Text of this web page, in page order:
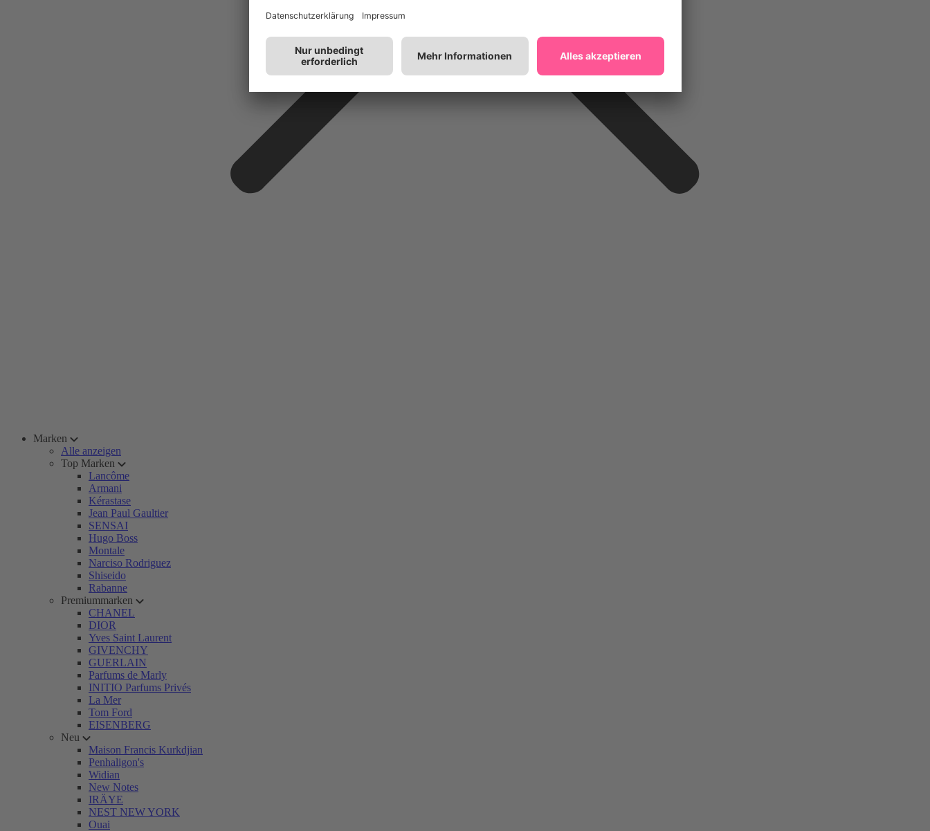
Marken
Alle anzeigen
Top Marken
Lancôme
Armani
Kérastase
Jean Paul Gaultier
SENSAI
Hugo Boss
Montale
Narciso Rodriguez
Shiseido
Rabanne
Premiummarken
CHANEL
DIOR
Yves Saint Laurent
GIVENCHY
GUERLAIN
Parfums de Marly
INITIO Parfums Privés
La Mer
Tom Ford
EISENBERG
Neu
Maison Francis Kurkdjian
Penhaligon's
Widian
New Notes
IRÄYE
NEST NEW YORK
Ouai